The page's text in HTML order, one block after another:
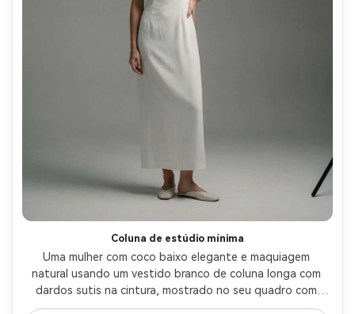
Coluna de estúdio mínima
Uma mulher com coco baixo elegante e maquiagem
natural usando um vestido branco de coluna longa com
dardos sutis na cintura, mostrado no seu quadro com
uma linha de ombro limpa e uma comparação visível do